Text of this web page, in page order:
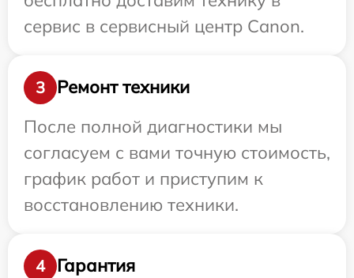
сервис в сервисный центр Canon.
3
Ремонт техники
После полной диагностики мы
согласуем с вами точную стоимость,
график работ и приступим к
восстановлению техники.
4
Гарантия